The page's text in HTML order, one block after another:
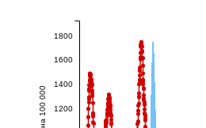
1200
1400
1600
1800